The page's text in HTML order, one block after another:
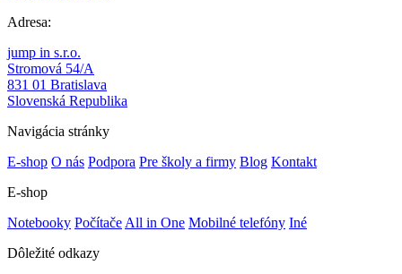
Adresa:
jump in s.r.o.
Stromová 54/A
831 01 Bratislava
Slovenská Republika
Navigácia stránky
E-shop O nás Podpora Pre školy a firmy Blog Kontakt
E-shop
Notebooky Počítače All in One Mobilné telefóny Iné
Dôležité odkazy